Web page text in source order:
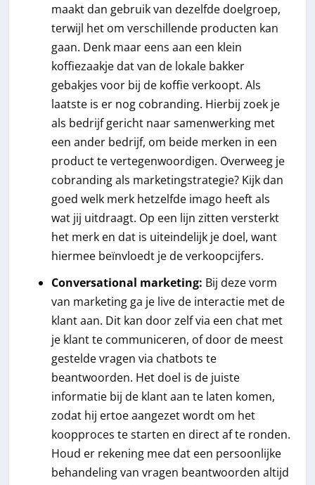
maakt dan gebruik van dezelfde doelgroep,
terwijl het om verschillende producten kan
gaan. Denk maar eens aan een klein
koffiezaakje dat van de lokale bakker
gebakjes voor bij de koffie verkoopt. Als
laatste is er nog cobranding. Hierbij zoek je
als bedrijf gericht naar samenwerking met
een ander bedrijf, om beide merken in een
product te vertegenwoordigen. Overweeg je
cobranding als marketingstrategie? Kijk dan
goed welk merk hetzelfde imago heeft als
wat jij uitdraagt. Op een lijn zitten versterkt
het merk en dat is uiteindelijk je doel, want
hiermee beïnvloedt je de verkoopcijfers.
Conversational marketing: Bij deze vorm
van marketing ga je live de interactie met de
klant aan. Dit kan door zelf via een chat met
je klant te communiceren, of door de meest
gestelde vragen via chatbots te
beantwoorden. Het doel is de juiste
informatie bij de klant aan te laten komen,
zodat hij ertoe aangezet wordt om het
koopproces te starten en direct af te ronden.
Houd er rekening mee dat een persoonlijke
behandeling van vragen beantwoorden altijd